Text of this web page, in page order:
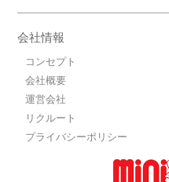
会社情報
コンセプト
会社概要
運営会社
リクルート
プライバシーポリシー